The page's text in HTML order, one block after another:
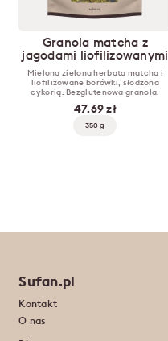
Granola matcha z
jagodami liofilizowanymi
Mielona zielona herbata matcha i
liofilizowane borówki, słodzona
cykorią. Bezglutenowa granola.
47.69 zł
350 g
Sufan.pl
Kontakt
O nas